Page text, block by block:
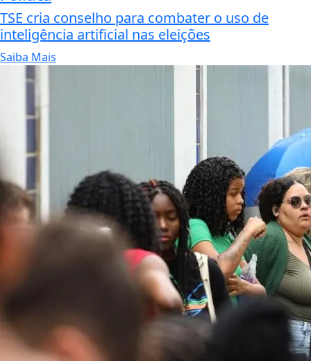
TSE cria conselho para combater o uso de
inteligência artificial nas eleições
Saiba Mais